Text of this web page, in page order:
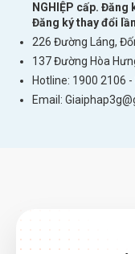
NGHIỆP cấp. Đăng
Đăng ký thay đổi
226 Đường Láng,
137 Đường Hòa
Hotline: 1900 2106
Email: